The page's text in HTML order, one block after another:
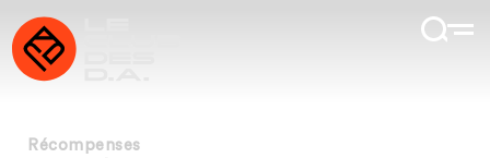
Récompenses